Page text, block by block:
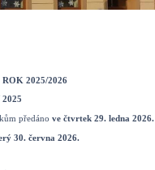
2025/2026
předáno ve čtvrtek 29. ledna 2026.
30. června 2026.